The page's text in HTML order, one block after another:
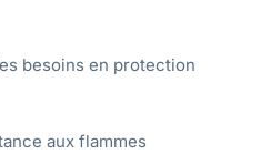
besoins en protection
aux flammes